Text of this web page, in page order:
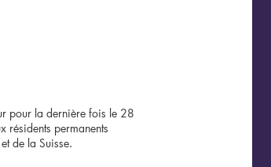
pour la dernière fois le 28
résidents permanents
de la Suisse.